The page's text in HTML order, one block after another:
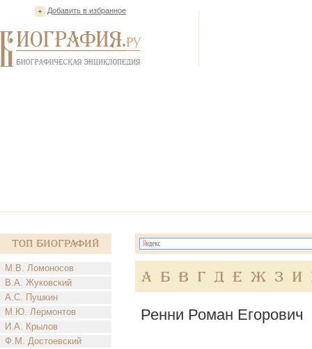
Добавить в избранное
Топ Биографий
М.В. Ломоносов
В.А. Жуковский
А.С. Пушкин
М.Ю. Лермонтов
И.А. Крылов
Ф.М. Достоевский
А Б В Г Д Е Ж З И
Ренни Роман Егорович